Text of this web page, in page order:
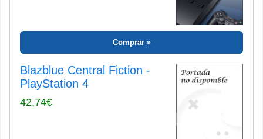
Comprar
Blazblue Central Fiction -
PlayStation 4
42,74€